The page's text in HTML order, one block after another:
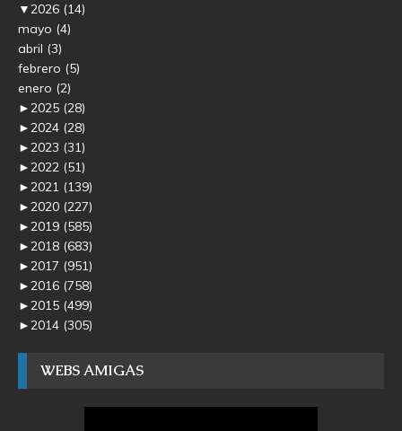
▼2026 (14)
mayo (4)
abril (3)
febrero (5)
enero (2)
►2025 (28)
►2024 (28)
►2023 (31)
►2022 (51)
►2021 (139)
►2020 (227)
►2019 (585)
►2018 (683)
►2017 (951)
►2016 (758)
►2015 (499)
►2014 (305)
WEBS AMIGAS